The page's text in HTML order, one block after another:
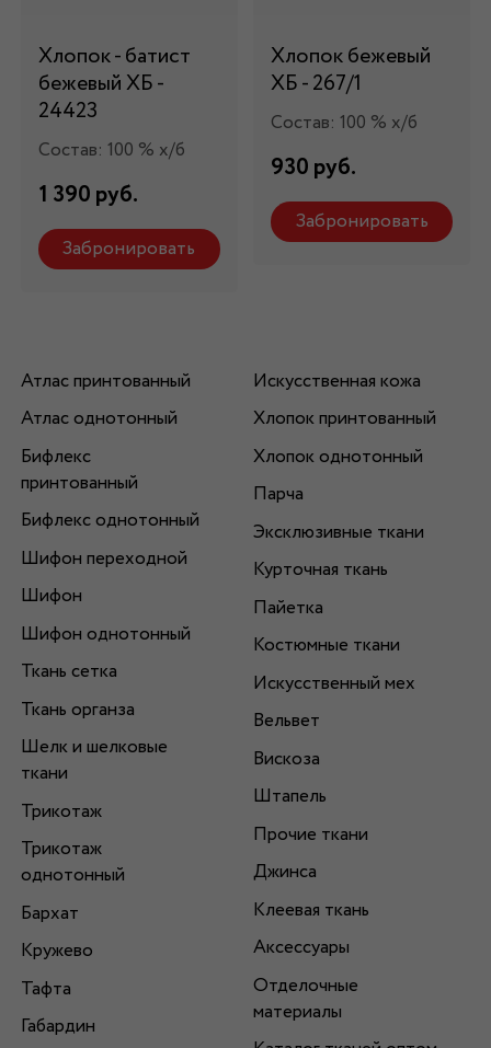
Хлопок - батист
бежевый ХБ -
24423
Состав: 100 % х/б
1 390 руб.
Забронировать
Хлопок бежевый
ХБ - 267/1
Состав: 100 % х/б
930 руб.
Забронировать
Атлас принтованный
Атлас однотонный
Бифлекс
принтованный
Бифлекс однотонный
Шифон переходной
Шифон
Шифон однотонный
Ткань сетка
Ткань органза
Шелк и шелковые
ткани
Трикотаж
Трикотаж
однотонный
Бархат
Кружево
Тафта
Габардин
Искусственная кожа
Хлопок принтованный
Хлопок однотонный
Парча
Эксклюзивные ткани
Курточная ткань
Пайетка
Костюмные ткани
Искусственный мех
Вельвет
Вискоза
Штапель
Прочие ткани
Джинса
Клеевая ткань
Аксессуары
Отделочные
материалы